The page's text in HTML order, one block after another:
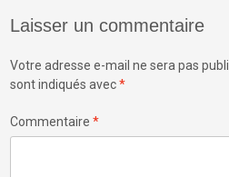
Laisser un commentaire
Votre adresse e-mail ne sera pas
sont indiqués avec*
Commentaire*